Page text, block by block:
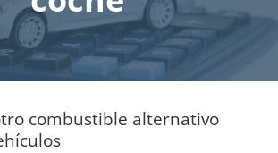
combustible alternativo